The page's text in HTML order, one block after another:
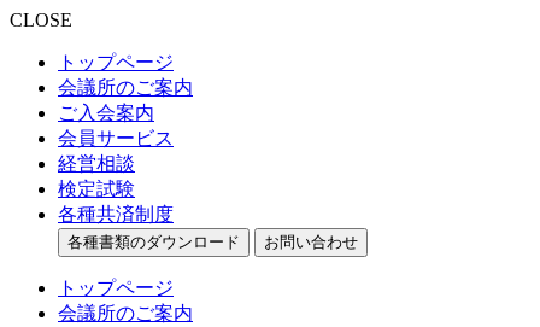
CLOSE
トップページ
会議所のご案内
ご入会案内
会員サービス
経営相談
検定試験
各種共済制度
各種書類のダウンロード お問い合わせ
トップページ
会議所のご案内